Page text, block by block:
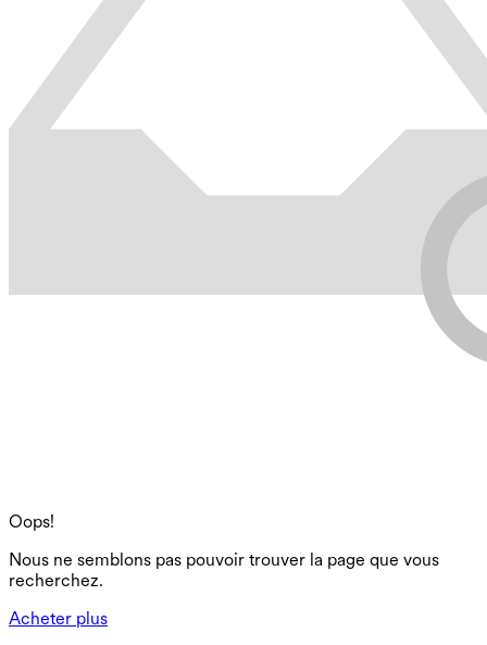
Oops!
Nous ne semblons pas pouvoir trouver la page que vous
recherchez.
Acheter plus